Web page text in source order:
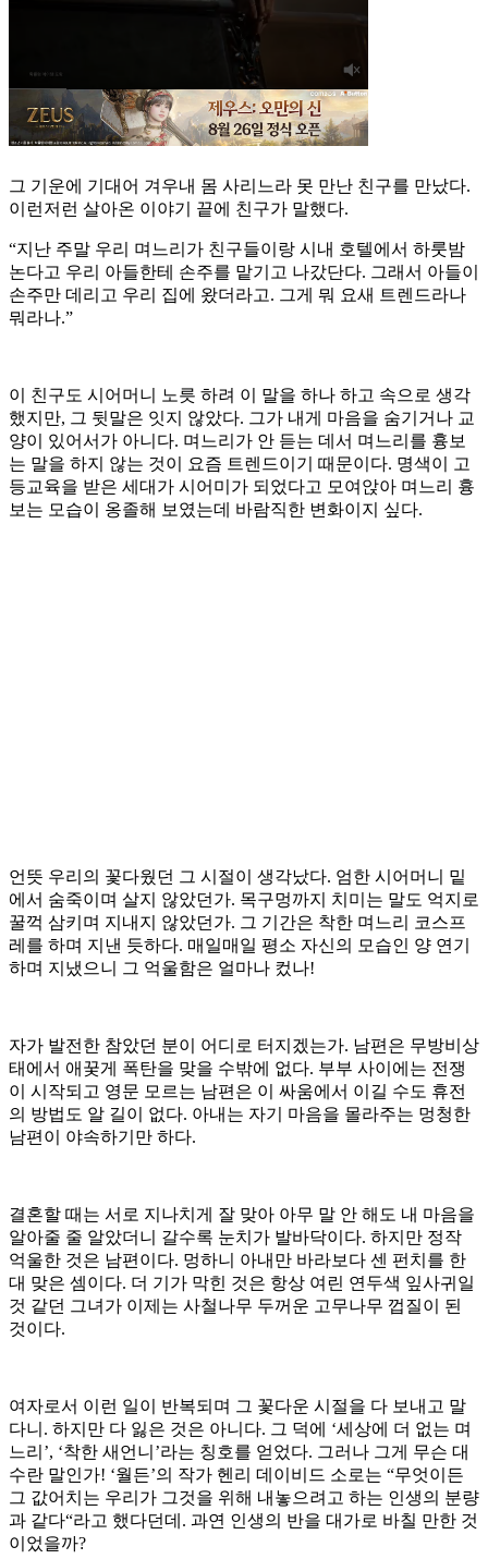
그 기운에 기대어 겨우내 몸 사리느라 못 만난 친구를 만났다.
이런저런 살아온 이야기 끝에 친구가 말했다.
“지난 주말 우리 며느리가 친구들이랑 시내 호텔에서 하룻밤
논다고 우리 아들한테 손주를 맡기고 나갔단다. 그래서 아들이
손주만 데리고 우리 집에 왔더라고. 그게 뭐 요새 트렌드라나
뭐라나.”
이 친구도 시어머니 노릇 하려 이 말을 하나 하고 속으로 생각
했지만, 그 뒷말은 잇지 않았다. 그가 내게 마음을 숨기거나 교
양이 있어서가 아니다. 며느리가 안 듣는 데서 며느리를 흉보
는 말을 하지 않는 것이 요즘 트렌드이기 때문이다. 명색이 고
등교육을 받은 세대가 시어미가 되었다고 모여앉아 며느리 흉
보는 모습이 옹졸해 보였는데 바람직한 변화이지 싶다.
언뜻 우리의 꽃다웠던 그 시절이 생각났다. 엄한 시어머니 밑
에서 숨죽이며 살지 않았던가. 목구멍까지 치미는 말도 억지로
꿀꺽 삼키며 지내지 않았던가. 그 기간은 착한 며느리 코스프
레를 하며 지낸 듯하다. 매일매일 평소 자신의 모습인 양 연기
하며 지냈으니 그 억울함은 얼마나 컸나!
자가 발전한 참았던 분이 어디로 터지겠는가. 남편은 무방비상
태에서 애꿎게 폭탄을 맞을 수밖에 없다. 부부 사이에는 전쟁
이 시작되고 영문 모르는 남편은 이 싸움에서 이길 수도 휴전
의 방법도 알 길이 없다. 아내는 자기 마음을 몰라주는 멍청한
남편이 야속하기만 하다.
결혼할 때는 서로 지나치게 잘 맞아 아무 말 안 해도 내 마음을
알아줄 줄 알았더니 갈수록 눈치가 발바닥이다. 하지만 정작
억울한 것은 남편이다. 멍하니 아내만 바라보다 센 펀치를 한
대 맞은 셈이다. 더 기가 막힌 것은 항상 여린 연두색 잎사귀일
것 같던 그녀가 이제는 사철나무 두꺼운 고무나무 껍질이 된
것이다.
여자로서 이런 일이 반복되며 그 꽃다운 시절을 다 보내고 말
다니. 하지만 다 잃은 것은 아니다. 그 덕에 ‘세상에 더 없는 며
느리’, ‘착한 새언니’라는 칭호를 얻었다. 그러나 그게 무슨 대
수란 말인가! ‘월든’의 작가 헨리 데이비드 소로는 “무엇이든
그 값어치는 우리가 그것을 위해 내놓으려고 하는 인생의 분량
과 같다“라고 했다던데. 과연 인생의 반을 대가로 바칠 만한 것
이었을까?